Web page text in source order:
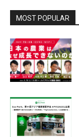
MOST POPULAR